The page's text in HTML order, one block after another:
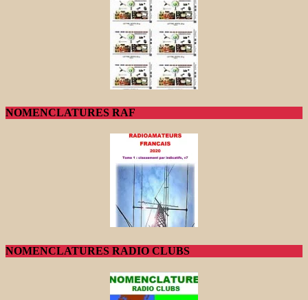
NOMENCLATURES RAF
NOMENCLATURES RADIO CLUBS